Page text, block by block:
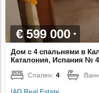
€ 599 000
Дом с 4 спальнями в
Каталония, Испания №
Спален:4
IAD Real Estate